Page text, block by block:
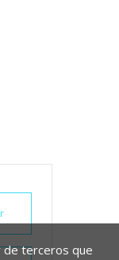
de terceros que